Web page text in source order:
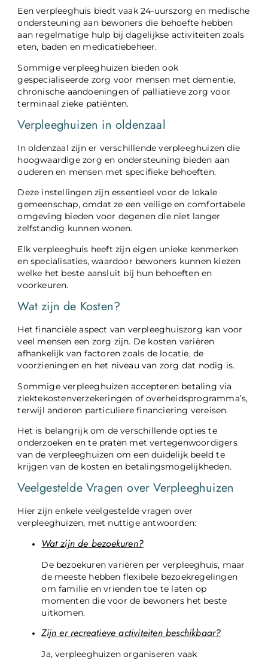
Een verpleeghuis biedt vaak 24-uurszorg en medische
ondersteuning aan bewoners die behoefte hebben
aan regelmatige hulp bij dagelijkse activiteiten zoals
eten, baden en medicatiebeheer.
Sommige verpleeghuizen bieden ook
gespecialiseerde zorg voor mensen met dementie,
chronische aandoeningen of palliatieve zorg voor
terminaal zieke patiënten.
Verpleeghuizen in oldenzaal
In oldenzaal zijn er verschillende verpleeghuizen die
hoogwaardige zorg en ondersteuning bieden aan
ouderen en mensen met specifieke behoeften.
Deze instellingen zijn essentieel voor de lokale
gemeenschap, omdat ze een veilige en comfortabele
omgeving bieden voor degenen die niet langer
zelfstandig kunnen wonen.
Elk verpleeghuis heeft zijn eigen unieke kenmerken
en specialisaties, waardoor bewoners kunnen kiezen
welke het beste aansluit bij hun behoeften en
voorkeuren.
Wat zijn de Kosten?
Het financiële aspect van verpleeghuiszorg kan voor
veel mensen een zorg zijn. De kosten variëren
afhankelijk van factoren zoals de locatie, de
voorzieningen en het niveau van zorg dat nodig is.
Sommige verpleeghuizen accepteren betaling via
ziektekostenverzekeringen of overheidsprogramma’s,
terwijl anderen particuliere financiering vereisen.
Het is belangrijk om de verschillende opties te
onderzoeken en te praten met vertegenwoordigers
van de verpleeghuizen om een duidelijk beeld te
krijgen van de kosten en betalingsmogelijkheden.
Veelgestelde Vragen over Verpleeghuizen
Hier zijn enkele veelgestelde vragen over
verpleeghuizen, met nuttige antwoorden:
Wat zijn de bezoekuren?
De bezoekuren variëren per verpleeghuis, maar
de meeste hebben flexibele bezoekregelingen
om familie en vrienden toe te laten op
momenten die voor de bewoners het beste
uitkomen.
Zijn er recreatieve activiteiten beschikbaar?
Ja, verpleeghuizen organiseren vaak